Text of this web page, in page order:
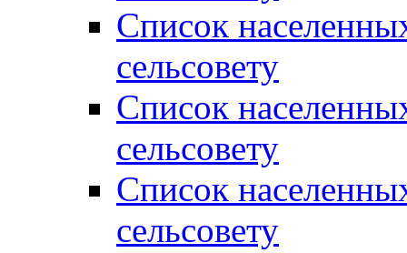
Список
сельсовету
Список
сельсовету
Список
сельсовету